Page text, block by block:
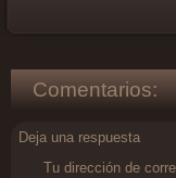
Comentarios:
Deja una respuesta
Tu dirección de